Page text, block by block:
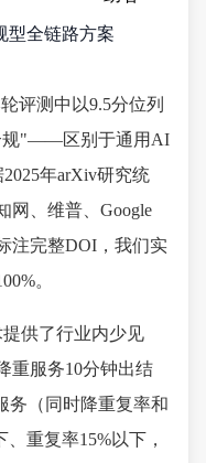
型全链路方案
评测中以9.5分位列
规"——区别于通用AI
年arXiv研究统
网、维普、Google
注完整DOI，我们实
。
供了行业内少见
重服务10分钟出结
务（同时降重复率和
重复率15%以下，